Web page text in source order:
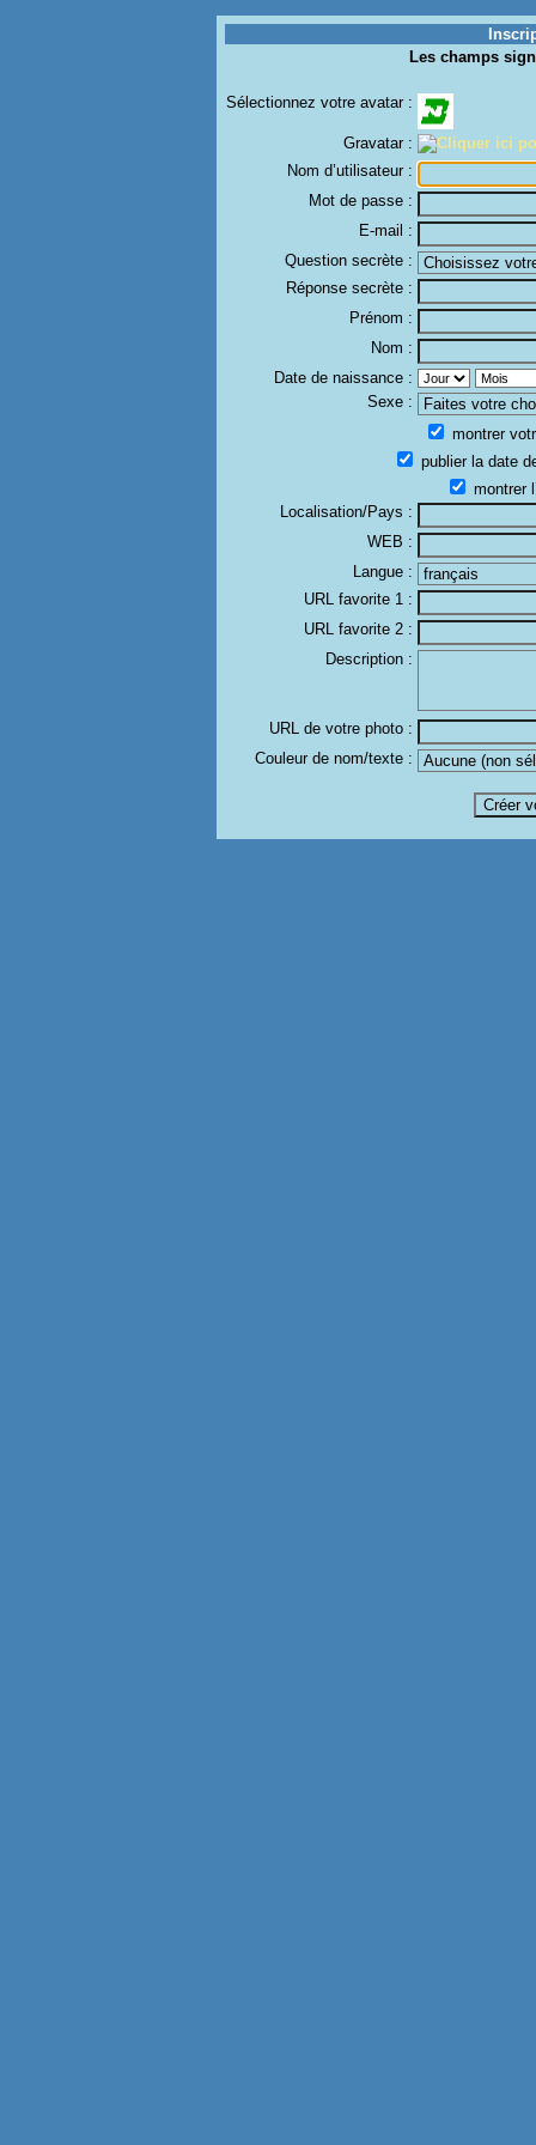
Les champs
Sélectionnez votre avatar :
Gravatar :
Nom d’utilisateur :
Mot de passe :
E-mail :
Question secrète :
Réponse secrète :
Prénom :
Nom :
Date de naissance :
Sexe :
montrer
publier la date
montrer
Localisation/Pays :
WEB :
Langue :
URL favorite 1 :
URL favorite 2 :
Description :
URL de votre photo :
Couleur de nom/texte :